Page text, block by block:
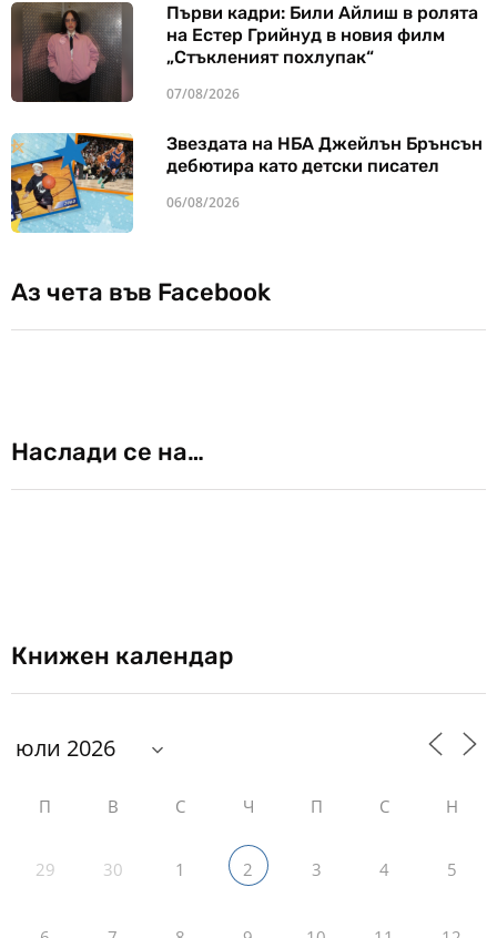
Първи кадри: Били Айлиш в ролята
на Естер Грийнуд в новия филм
„Стъкленият похлупак“
07/08/2026
Звездата на НБА Джейлън Брънсън
дебютира като детски писател
06/08/2026
Аз чета във Facebook
Наслади се на…
Книжен календар
П В С Ч П С Н
29 30 1 2 3 4 5